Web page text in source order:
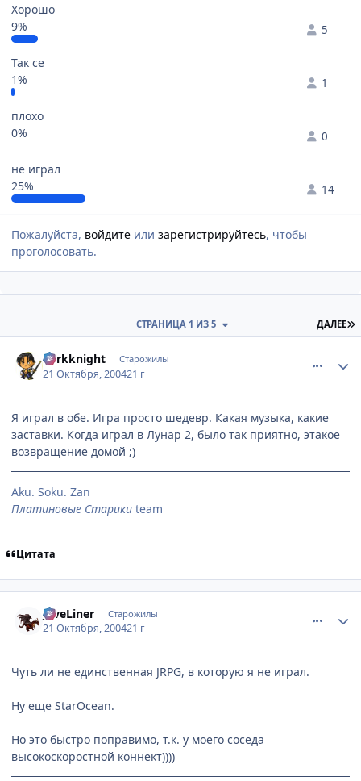
Хорошо
9%
5
Так се
1%
1
плохо
0%
0
не играл
25%
14
Пожалуйста, войдите или зарегистрируйтесь, чтобы
проголосовать.
ДАЛЕЕ
СТРАНИЦА 1 ИЗ 5
darkknight Старожилы
21 Октября, 200421 г
Я играл в обе. Игра просто шедевр. Какая музыка, какие
заставки. Когда играл в Лунар 2, было так приятно, этакое
возвращение домой ;)
Aku. Soku. Zan
Платиновые Старики team
Цитата
JaveLiner Старожилы
21 Октября, 200421 г
Чуть ли не единственная JRPG, в которую я не играл.
Ну еще StarOcean.
Но это быстро поправимо, т.к. у моего соседа
высокоскоростной коннект))))